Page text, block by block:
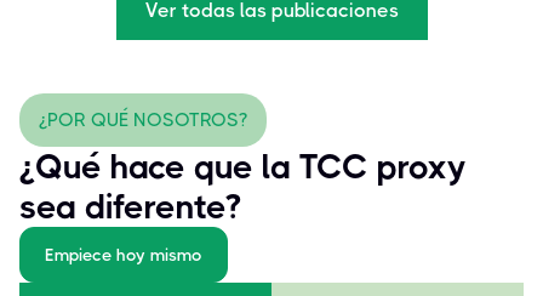
Ver todas las publicaciones
¿POR QUÉ NOSOTROS?
¿Qué hace que la TCC proxy
sea diferente?
Empiece hoy mismo